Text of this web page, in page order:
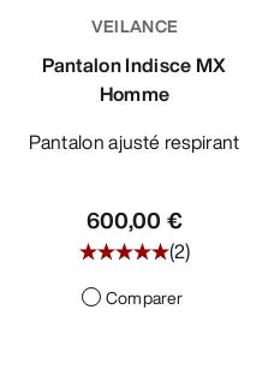
VEILANCE
Pantalon Indisce MX
Homme
Pantalon ajusté respirant
600,00 €
(2)
Comparer